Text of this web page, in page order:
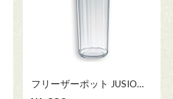
フリーザーポット JUSIO